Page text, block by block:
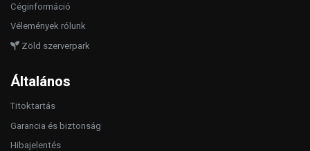
Céginformáció
Vélemények rólunk
Zöld szerverpark
Általános
Titoktartás
Garancia és biztonság
Hibajelentés